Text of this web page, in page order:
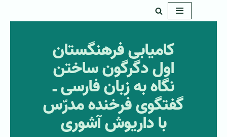
کامیابی فرهنگستان
اول دگرگون ساختن
نگاه به زبان فارسی ـ
گفتگوی فرخنده مدرّس
با داریوش آشوری